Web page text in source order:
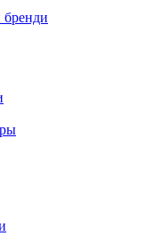
бренди